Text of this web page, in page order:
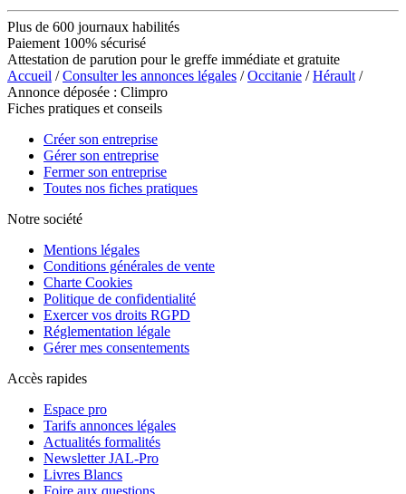
Plus de 600 journaux habilités
Paiement 100% sécurisé
Attestation de parution pour le greffe immédiate et gratuite
Accueil /Consulter les annonces légales /Occitanie /Hérault /
Annonce déposée : Climpro
Fiches pratiques et conseils
Créer son entreprise
Gérer son entreprise
Fermer son entreprise
Toutes nos fiches pratiques
Notre société
Mentions légales
Conditions générales de vente
Charte Cookies
Politique de confidentialité
Exercer vos droits RGPD
Réglementation légale
Gérer mes consentements
Accès rapides
Espace pro
Tarifs annonces légales
Actualités formalités
Newsletter JAL-Pro
Livres Blancs
Foire aux questions